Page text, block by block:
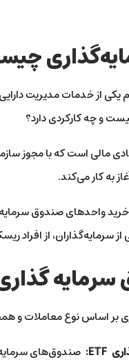
یکی از خدمات مدیریت
و چه کارکردی دارد؟
مالی است که با مجوز
به کار می‌کند.
واحدهای صندوق
از افراد
سرمایه
بر اساس نوع معاملات و
ETF
: